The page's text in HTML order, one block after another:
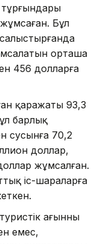
тұрғындары
Бұл
орташа
456 долларға
қаражаты 93,3
барлық
сусынға 70,2
доллар,
жұмсалған.
іс-шараларға
ағынның
емес,